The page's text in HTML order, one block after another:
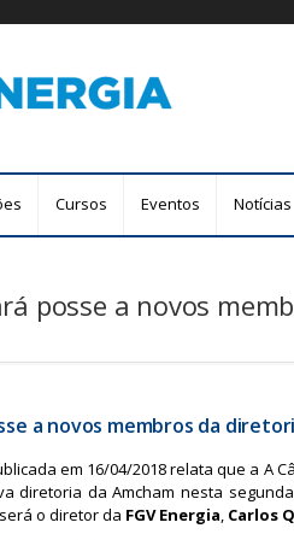
Cursos Eventos Notícias
posse a novos
a novos membros da
em 16/04/2018 relata que a A
diretoria da Amcham nesta
o diretor da FGV Energia, Carlos